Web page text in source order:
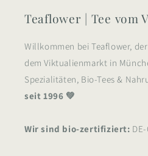
Teaflower | Tee vom
Willkommen bei Teaflower,
dem Viktualienmarkt in
Spezialitäten, Bio-Tees &
seit 1996 💚
Wir sind bio-zertifiziert: